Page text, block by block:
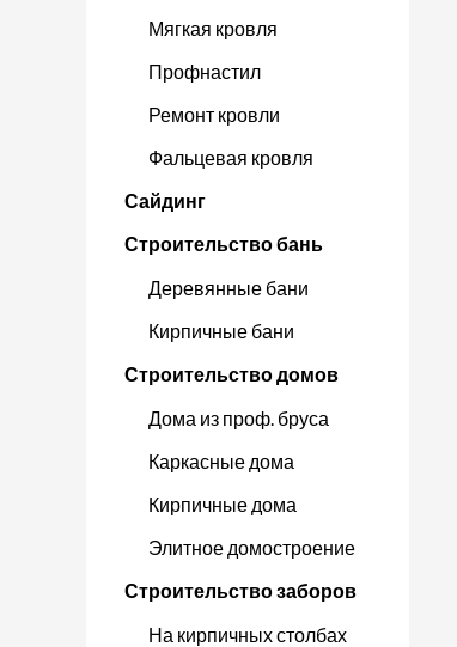
Мягкая кровля
Профнастил
Ремонт кровли
Фальцевая кровля
Сайдинг
Строительство бань
Деревянные бани
Кирпичные бани
Строительство домов
Дома из проф. бруса
Каркасные дома
Кирпичные дома
Элитное домостроение
Строительство заборов
На кирпичных столбах